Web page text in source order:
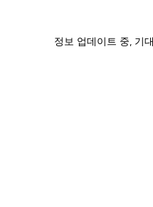
정보 업데이트 중, 기